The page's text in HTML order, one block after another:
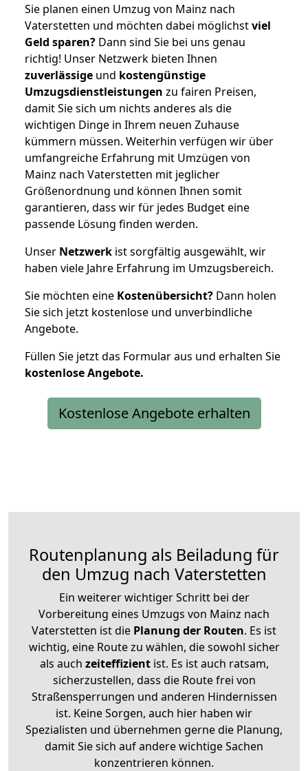
Sie planen einen Umzug von Mainz nach
Vaterstetten und möchten dabei möglichstviel
Geld sparen? Dann sind Sie bei uns genau
richtig! Unser Netzwerk bieten Ihnen
zuverlässige und kostengünstige
Umzugsdienstleistungen zu fairen Preisen,
damit Sie sich um nichts anderes als die
wichtigen Dinge in Ihrem neuen Zuhause
kümmern müssen. Weiterhin verfügen wir über
umfangreiche Erfahrung mit Umzügen von
Mainz nach Vaterstetten mit jeglicher
Größenordnung und können Ihnen somit
garantieren, dass wir für jedes Budget eine
passende Lösung finden werden.
Unser Netzwerk ist sorgfältig ausgewählt, wir
haben viele Jahre Erfahrung im Umzugsbereich.
Sie möchten eine Kostenübersicht? Dann holen
Sie sich jetzt kostenlose und unverbindliche
Angebote.
Füllen Sie jetzt das Formular aus und erhalten Sie
kostenloseAngebote.
Kostenlose Angebote erhalten
Routenplanung als Beiladung für
den Umzug nach Vaterstetten
Ein weiterer wichtiger Schritt bei der
Vorbereitung eines Umzugs von Mainz nach
Vaterstetten ist die Planung der Routen. Es ist
wichtig, eine Route zu wählen, die sowohl sicher
als auch zeiteffizientist. Es ist auch ratsam,
sicherzustellen, dass die Route frei von
Straßensperrungen und anderen Hindernissen
ist. Keine Sorgen, auch hier haben wir
Spezialisten und übernehmen gerne die Planung,
damit Sie sich auf andere wichtige Sachen
konzentrieren können.